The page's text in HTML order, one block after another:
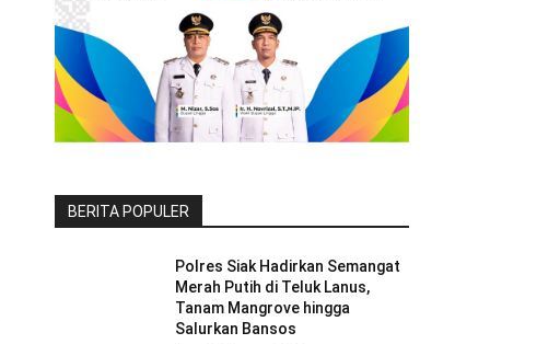
BERITA POPULER
Polres Siak Hadirkan Semangat
Merah Putih di Teluk Lanus,
Tanam Mangrove hingga
Salurkan Bansos